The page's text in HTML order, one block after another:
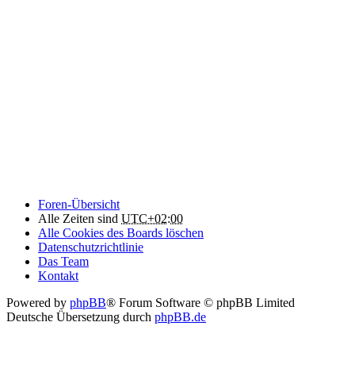
Foren-Übersicht
Alle Zeiten sind UTC+02:00
Alle Cookies des Boards löschen
Datenschutzrichtlinie
Das Team
Kontakt
Powered by phpBB® Forum Software © phpBB Limited
Deutsche Übersetzung durch phpBB.de